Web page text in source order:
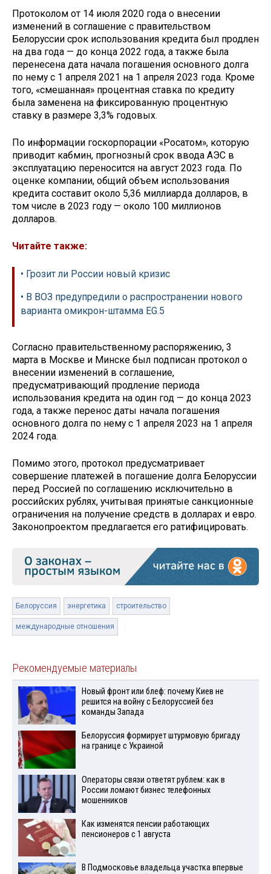
Протоколом от 14 июля 2020 года о внесении
изменений в соглашение с правительством
Белоруссии срок использования кредита был продлен
на два года — до конца 2022 года, а также была
перенесена дата начала погашения основного долга
по нему с 1 апреля 2021 на 1 апреля 2023 года. Кроме
того, «смешанная» процентная ставка по кредиту
была заменена на фиксированную процентную
ставку в размере 3,3% годовых.
По информации госкорпорации «Росатом», которую
приводит кабмин, прогнозный срок ввода АЭС в
эксплуатацию переносится на август 2023 года. По
оценке компании, общий объем использования
кредита составит около 5,36 миллиарда долларов, в
том числе в 2023 году — около 100 миллионов
долларов.
Читайте также:
• Грозит ли России новый кризис
• В ВОЗ предупредили о распространении нового
варианта омикрон-штамма EG.5
Согласно правительственному распоряжению, 3
марта в Москве и Минске был подписан протокол о
внесении изменений в соглашение,
предусматривающий продление периода
использования кредита на один год — до конца 2023
года, а также перенос даты начала погашения
основного долга по нему с 1 апреля 2023 на 1 апреля
2024 года.
Помимо этого, протокол предусматривает
совершение платежей в погашение долга Белоруссии
перед Россией по соглашению исключительно в
российских рублях, учитывая принятые санкционные
ограничения на получение средств в долларах и евро.
Законопроектом предлагается его ратифицировать.
Белоруссия энергетика строительство
международные отношения
Рекомендуемые материалы
Новый фронт или блеф: почему Киев не
решится на войну с Белоруссией без
команды Запада
Белоруссия формирует штурмовую бригаду
на границе с Украиной
Операторы связи ответят рублем: как в
России ломают бизнес телефонных
мошенников
Как изменятся пенсии работающих
пенсионеров с 1 августа
В Подмосковье владельца участка впервые